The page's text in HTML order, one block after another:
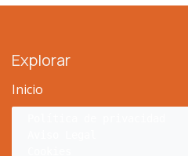
Explorar
Inicio